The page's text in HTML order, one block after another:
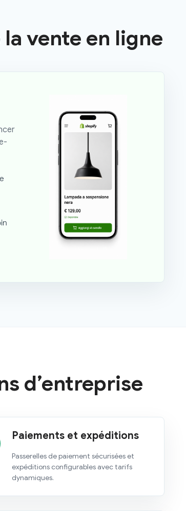
vente en ligne
d’entreprise
Paiements et expéditions
Passerelles de paiement sécurisées et
expéditions configurables avec tarifs
dynamiques.